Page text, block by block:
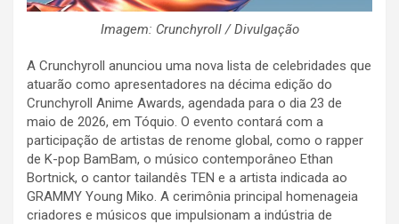
Imagem: Crunchyroll / Divulgação
A Crunchyroll anunciou uma nova lista de celebridades que
atuarão como apresentadores na décima edição do
Crunchyroll Anime Awards, agendada para o dia 23 de
maio de 2026, em Tóquio. O evento contará com a
participação de artistas de renome global, como o rapper
de K-pop BamBam, o músico contemporâneo Ethan
Bortnick, o cantor tailandês TEN e a artista indicada ao
GRAMMY Young Miko. A cerimônia principal homenageia
criadores e músicos que impulsionam a indústria de